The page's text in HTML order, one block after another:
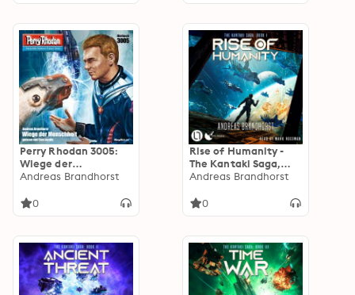
Perry Rhodan 3005:
Wiege der
Menschheit: Perry
"Mythos"
Andreas Brandhorst
0
Rise of Humanity -
The Kantaki Saga,
Book 1 (Unabridged)
Andreas Brandhorst
0